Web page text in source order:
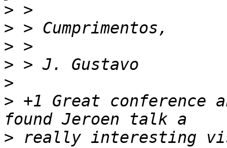
>
>
>
>
>
> +1 Great
> really interesting